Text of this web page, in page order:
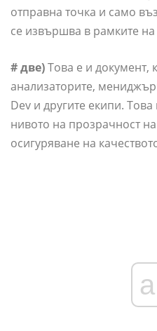
отправна точка и само
се извършва в рамките на
# две)Това е и документ,
анализаторите,
Dev и другите екипи.
нивото на прозрачност
осигуряване на